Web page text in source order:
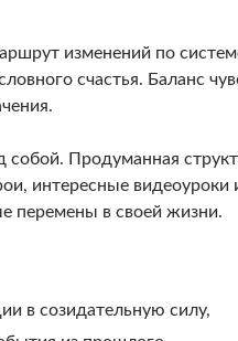
изменений по
счастья. Баланс
собой. Продуманная
интересные видеоуроки
перемены в своей жизни.
в созидательную силу,